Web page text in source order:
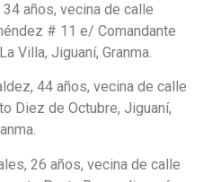
años, vecina de calle
# 11 e/ Comandante
Villa, Jiguaní, Granma.
44 años, vecina de calle
Diez de Octubre, Jiguaní,
26 años, vecina de calle